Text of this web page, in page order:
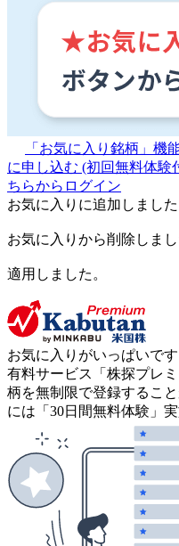
「お気に入り銘柄」機
に申し込む (初回無料体験
ちらからログイン
お気に入りに追加しました
お気に入りから削除しまし
適用しました。
お気に入りがいっぱいです
有料サービス「株探プレ
柄を無制限で登録するこ
には「30日間無料体験」実